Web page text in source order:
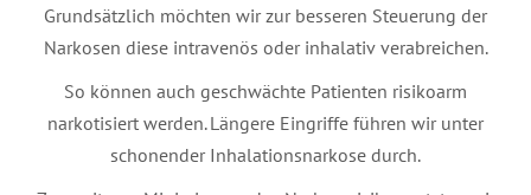
Grundsätzlich möchten wir zur besseren Steuerung der
Narkosen diese intravenös oder inhalativ verabreichen.
So können auch geschwächte Patienten risikoarm
narkotisiert werden. Längere Eingriffe führen wir unter
schonender Inhalationsnarkose durch.